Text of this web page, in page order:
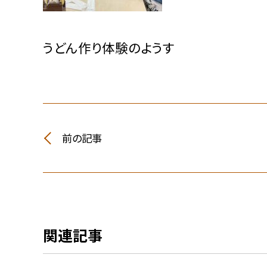
うどん作り体験のようす
前の記事
関連記事